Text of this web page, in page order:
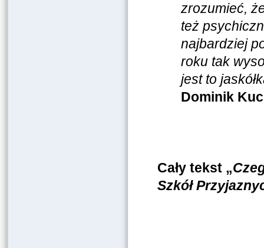
zrozumieć,
też
najbardziej
roku tak
jest to
Dominik
Cały tekst „
Szkół